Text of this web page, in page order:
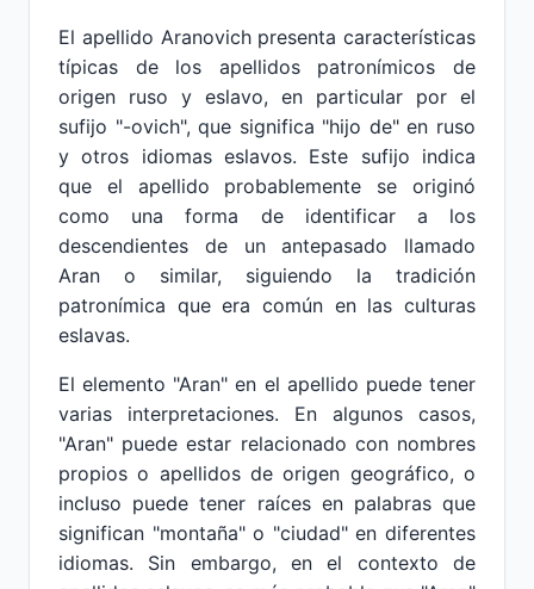
El apellido Aranovich presenta características
típicas de los apellidos patronímicos de
origen ruso y eslavo, en particular por el
sufijo "-ovich", que significa "hijo de" en ruso
y otros idiomas eslavos. Este sufijo indica
que el apellido probablemente se originó
como una forma de identificar a los
descendientes de un antepasado llamado
Aran o similar, siguiendo la tradición
patronímica que era común en las culturas
eslavas.
El elemento "Aran" en el apellido puede tener
varias interpretaciones. En algunos casos,
"Aran" puede estar relacionado con nombres
propios o apellidos de origen geográfico, o
incluso puede tener raíces en palabras que
significan "montaña" o "ciudad" en diferentes
idiomas. Sin embargo, en el contexto de